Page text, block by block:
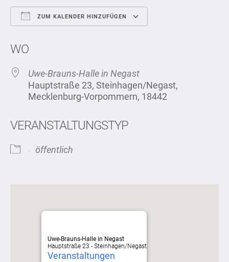
ZUM KALENDER HINZUFÜGEN
WO
Uwe-Brauns-Halle in Negast
Hauptstraße 23, Steinhagen/Negast,
Mecklenburg-Vorpommern, 18442
VERANSTALTUNGSTYP
öffentlich
Uwe-Brauns-Halle in Negast
Hauptstraße 23 - Steinhagen/Negast
Veranstaltungen